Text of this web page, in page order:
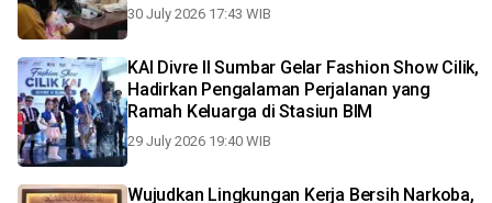
30 July 2026 17:43 WIB
KAI Divre II Sumbar Gelar Fashion Show Cilik,
Hadirkan Pengalaman Perjalanan yang
Ramah Keluarga di Stasiun BIM
29 July 2026 19:40 WIB
Wujudkan Lingkungan Kerja Bersih Narkoba,